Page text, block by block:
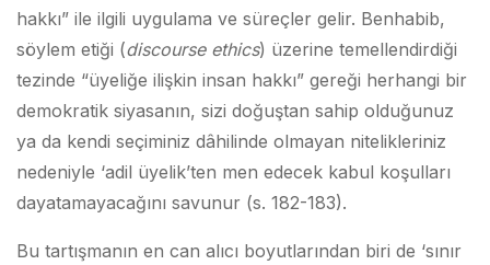
hakkı” ile ilgili uygulama ve süreçler gelir. Benhabib,
söylem etiği (discourse ethics) üzerine temellendirdiği
tezinde “üyeliğe ilişkin insan hakkı” gereği herhangi bir
demokratik siyasanın, sizi doğuştan sahip olduğunuz
ya da kendi seçiminiz dâhilinde olmayan nitelikleriniz
nedeniyle ‘adil üyelik’ten men edecek kabul koşulları
dayatamayacağını savunur (s. 182-183).
Bu tartışmanın en can alıcı boyutlarından biri de ‘sınır